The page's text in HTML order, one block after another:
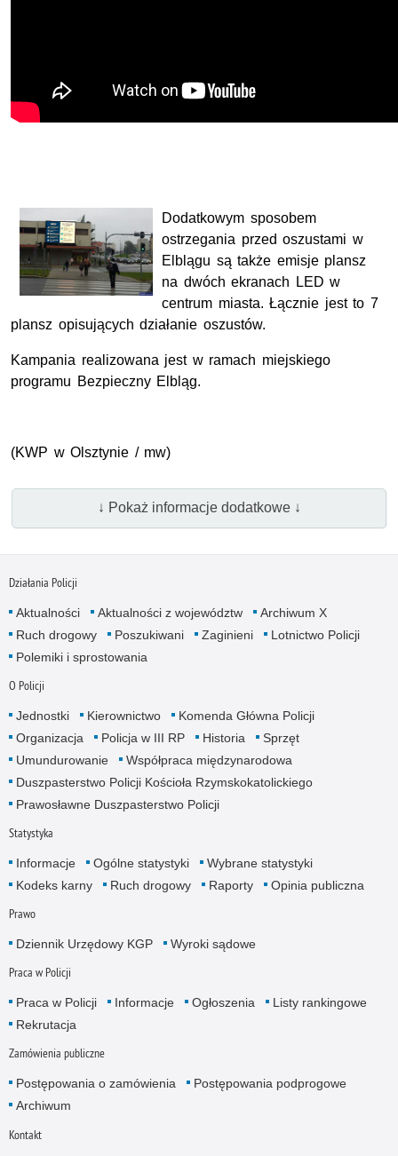
Dodatkowym sposobem
ostrzegania przed oszustami w
Elblągu są także emisje plansz
na dwóch ekranach LED w
centrum miasta. Łącznie jest to 7
plansz opisujących działanie oszustów.
Kampania realizowana jest w ramach miejskiego
programu Bezpieczny Elbląg.
(KWP w Olsztynie / mw)
↓ Pokaż informacje dodatkowe ↓
Działania Policji
Aktualności Aktualności z województw
Archiwum X
Ruch drogowy
Poszukiwani Zaginieni
Lotnictwo Policji
Polemiki i sprostowania
O Policji
Jednostki Kierownictwo
Komenda Główna Policji
Organizacja
Policja w III RP Historia
Sprzęt
Umundurowanie
Współpraca międzynarodowa
Duszpasterstwo Policji Kościoła Rzymskokatolickiego
Prawosławne Duszpasterstwo Policji
Statystyka
Informacje Ogólne statystyki
Wybrane statystyki
Kodeks karny
Ruch drogowy Raporty Opinia publiczna
Prawo
Dziennik Urzędowy KGP Wyroki sądowe
Praca w Policji
Praca w Policji Informacje Ogłoszenia
Listy rankingowe
Rekrutacja
Zamówienia publiczne
Postępowania o zamówienia
Postępowania podprogowe
Archiwum
Kontakt